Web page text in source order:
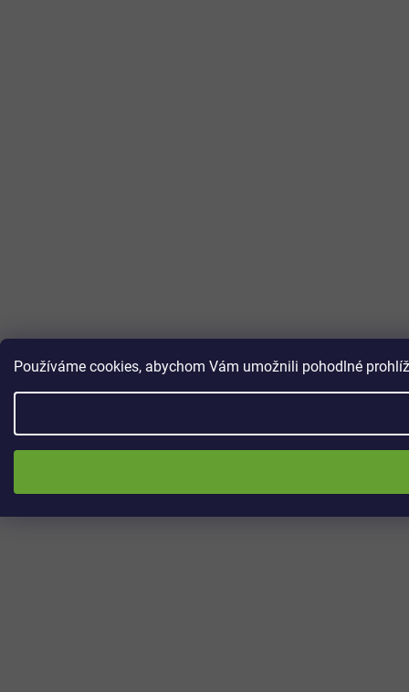
Používáme cookies, abychom Vám umožnili pohodlné